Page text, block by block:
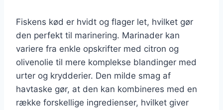
Fiskens kød er hvidt og flager let, hvilket gør
den perfekt til marinering. Marinader kan
variere fra enkle opskrifter med citron og
olivenolie til mere komplekse blandinger med
urter og krydderier. Den milde smag af
havtaske gør, at den kan kombineres med en
række forskellige ingredienser, hvilket giver